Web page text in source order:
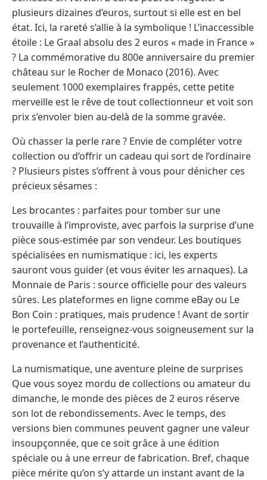
plusieurs dizaines d’euros, surtout si elle est en bel
état. Ici, la rareté s’allie à la symbolique ! L’inaccessible
étoile : Le Graal absolu des 2 euros « made in France »
? La commémorative du 800e anniversaire du premier
château sur le Rocher de Monaco (2016). Avec
seulement 1000 exemplaires frappés, cette petite
merveille est le rêve de tout collectionneur et voit son
prix s’envoler bien au-delà de la somme gravée.
Où chasser la perle rare ? Envie de compléter votre
collection ou d’offrir un cadeau qui sort de l’ordinaire
? Plusieurs pistes s’offrent à vous pour dénicher ces
précieux sésames :
Les brocantes : parfaites pour tomber sur une
trouvaille à l’improviste, avec parfois la surprise d’une
pièce sous-estimée par son vendeur. Les boutiques
spécialisées en numismatique : ici, les experts
sauront vous guider (et vous éviter les arnaques). La
Monnaie de Paris : source officielle pour des valeurs
sûres. Les plateformes en ligne comme eBay ou Le
Bon Coin : pratiques, mais prudence ! Avant de sortir
le portefeuille, renseignez-vous soigneusement sur la
provenance et l’authenticité.
La numismatique, une aventure pleine de surprises
Que vous soyez mordu de collections ou amateur du
dimanche, le monde des pièces de 2 euros réserve
son lot de rebondissements. Avec le temps, des
versions bien communes peuvent gagner une valeur
insoupçonnée, que ce soit grâce à une édition
spéciale ou à une erreur de fabrication. Bref, chaque
pièce mérite qu’on s’y attarde un instant avant de la